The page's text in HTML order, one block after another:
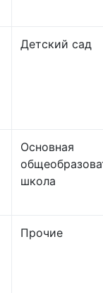
Детский сад
Основная
школа
Прочие